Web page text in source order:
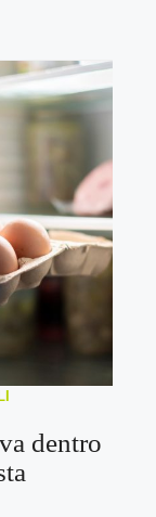
dentro